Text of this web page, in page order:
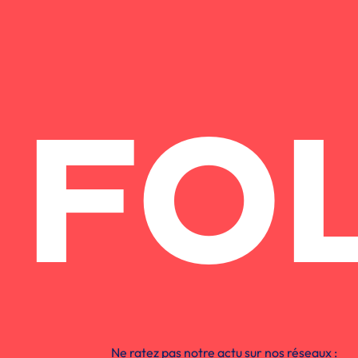
Ne ratez pas notre actu sur nos réseaux :